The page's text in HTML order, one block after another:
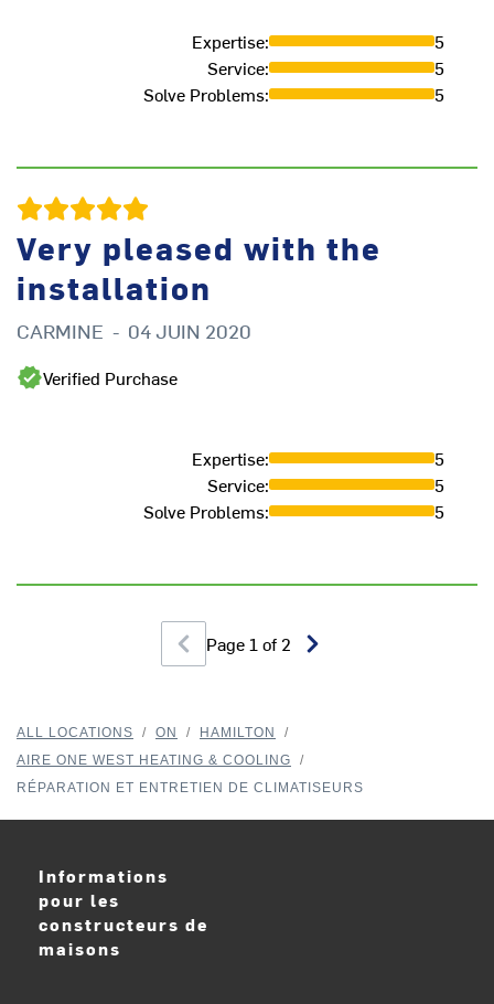
Expertise:
5
Service:
5
Solve Problems: 5
Very pleased with the
installation
CARMINE - 04 JUIN 2020
Verified Purchase
Expertise:
5
Service:
5
Solve Problems: 5
Page 1 of 2
ALL LOCATIONS / ON / HAMILTON
/
AIRE ONE WEST HEATING & COOLING
/
RÉPARATION ET ENTRETIEN DE CLIMATISEURS
Informations
pour les
constructeurs de
maisons